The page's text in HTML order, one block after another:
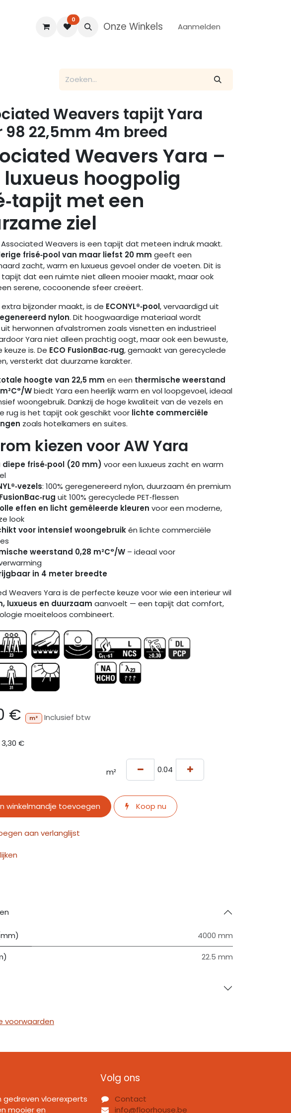
Blogs
0
Onze Winkels Aanmelden
Weavers tapijt Yara
98 22,5mm 4m breed
Weavers Yara –
luxueus hoogpolig
met een
ziel
Weavers is een tapijt dat meteen indruk maakt.
frisé‑pool van maar liefst 20 mm geeft een
zacht, warm en luxueus gevoel onder de voeten. Dit is
dat een ruimte niet alleen mooier maakt, maar ook
serene, cocoonende sfeer creëert.
bijzonder maakt, is de ECONYL®‑pool, vervaardigd uit
nylon. Dit hoogwaardige materiaal wordt
herwonnen afvalstromen zoals visnetten en industrieel
Yara niet alleen prachtig oogt, maar ook een bewuste,
keuze is. De ECO FusionBac‑rug, gemaakt van gerecyclede
versterkt dat duurzame karakter.
hoogte van 22,5 mm en een thermische weerstand
Wbiedt Yara een heerlijk warm en vol loopgevoel, ideaal
woongebruik. Dankzij de hoge kwaliteit van de vezels en
rug is het tapijt ook geschikt voor lichte commerciële
zoals hotelkamers en suites.
kiezen voor AW Yara
diepe frisé‑pool (20 mm) voor een luxueus zacht en warm
: 100% geregenereerd nylon, duurzaam én premium
uit 100% gerecyclede PET‑flessen
effen en licht gemêleerde kleuren voor een moderne,
look
voor intensief woongebruikén lichte commerciële
weerstand 0,28 m²C°/W – ideaal voor
in 4 meter breedte
Weavers Yara is de perfecte keuze voor wie een interieur wil
luxueus en duurzaam aanvoelt — een tapijt dat comfort,
moeiteloos combineert.
€ m² Inclusief btw
3,30 €
m²
winkelmandje toevoegen Koop nu
aan verlanglijst
4000 mm
22.5 mm
voorwaarden
Volg ons
Contact
info@floorhouse.be
gedreven vloerexperts
mooier en